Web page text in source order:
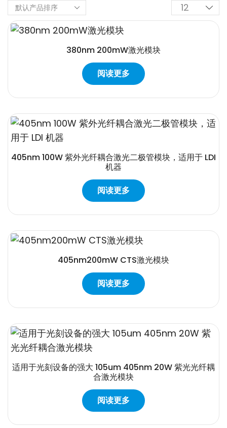
380nm 200mW激光模块
阅读更多
405nm 100W 紫外光纤耦合激光二极管模块，适用于 LDI
机器
阅读更多
405nm200mW CTS激光模块
阅读更多
适用于光刻设备的强大 105um 405nm 20W 紫光光纤耦
合激光模块
阅读更多